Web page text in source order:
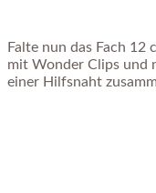
Falte nun das Fach 12
mit Wonder Clips und
einer Hilfsnaht